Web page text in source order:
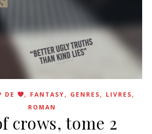
DE , FANTASY, GENRES, LIVRES,
ROMAN
crows, tome 2